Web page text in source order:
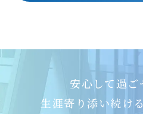
安心して過ご
生涯寄り添い続け